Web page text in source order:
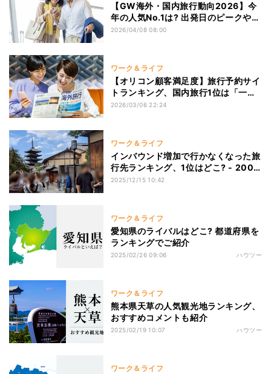
【GW海外・国内旅行動向2026】今
年の人気No.1は? 出発日のピークや伸
び率も発表
2026/04/08 08:00
ワーク＆ライフ
【オリコン顧客満足度】旅行予約サイ
トランキング、国内旅行1位は「一
休.com」、海外旅行1位は?
2026/03/06 22:24
ワーク＆ライフ
インバウンド増加で行かなくなった旅
行先ランキング、1位はどこ? - 2000
人調査
2025/12/15 10:42
ワーク＆ライフ
愛知県のライバルはどこ? 都道府県を
ランキングでご紹介
2025/02/26 09:06 ハウツー
ワーク＆ライフ
熊本県天草の人気観光地ランキング、
おすすめコメントも紹介
2025/02/19 10:07 ハウツー
ワーク＆ライフ